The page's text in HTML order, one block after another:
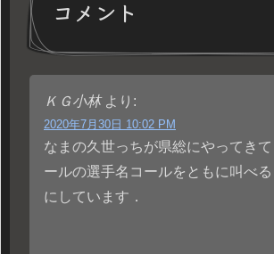
コメント
ＫＧ小林 より:
2020年7月30日 10:02 PM
なまの久世っちが県総にやってき
ールの選手名コールをともに叫べ
にしています．